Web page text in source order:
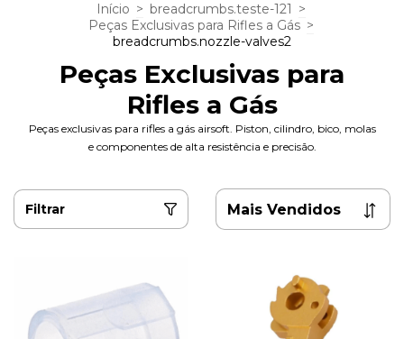
Início > breadcrumbs.teste-121 >
Peças Exclusivas para Rifles a Gás >
breadcrumbs.nozzle-valves2
Peças Exclusivas para
Rifles a Gás
Peças exclusivas para rifles a gás airsoft. Piston, cilindro, bico, molas
e componentes de alta resistência e precisão.
Filtrar